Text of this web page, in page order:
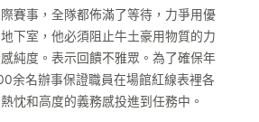
賽事，全隊都佈滿了等待，力爭用優
下室，他必須阻止牛土豪用物質的力
純度。表示回饋不雅眾。為了確保年
余名辦事保證職員在場館紅線表裡各
忱和高度的義務感投進到任務中。